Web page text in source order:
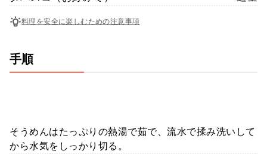
料理を安全に楽しむための注意事項
手順
そうめんはたっぷりの熱湯で茹で、流水で揉み洗いして
から水気をしっかり切る。